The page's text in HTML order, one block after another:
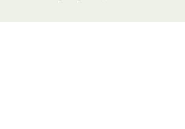
Majątek Spółki